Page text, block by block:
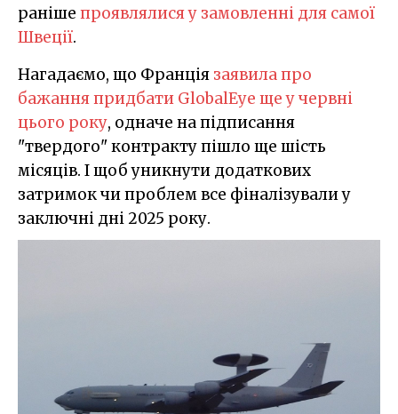
раніше проявлялися у замовленні для самої
Швеції.
Нагадаємо, що Франція заявила про
бажання придбати GlobalEye ще у червні
цього року, одначе на підписання
"твердого" контракту пішло ще шість
місяців. І щоб уникнути додаткових
затримок чи проблем все фіналізували у
заключні дні 2025 року.